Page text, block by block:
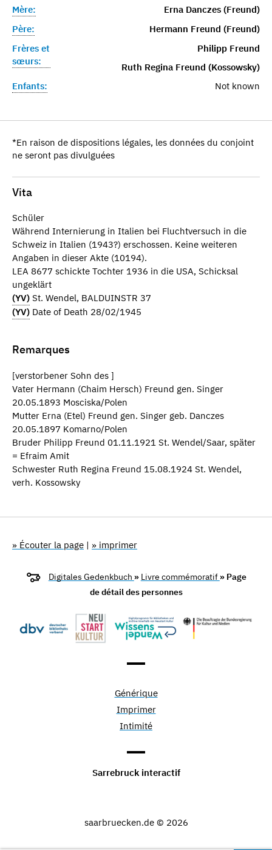
Mère:
Erna Danczes (Freund)
Père:
Hermann Freund (Freund)
Frères et
sœurs:
Philipp Freund
Ruth Regina Freund (Kossowsky)
Enfants:
Not known
*En raison de dispositions légales, les données du conjoint
ne seront pas divulguées
Vita
Schüler
Während Internierung in Italien bei Fluchtversuch in die
Schweiz in Italien (1943?) erschossen. Keine weiteren
Angaben in dieser Akte (10194).
LEA 8677 schickte Tochter 1936 in die USA, Schicksal
ungeklärt
(YV) St. Wendel, BALDUINSTR 37
(YV) Date of Death 28/02/1945
Remarques
[verstorbener Sohn des ]
Vater Hermann (Chaim Hersch) Freund gen. Singer
20.05.1893 Mosciska/Polen
Mutter Erna (Etel) Freund gen. Singer geb. Danczes
20.05.1897 Komarno/Polen
Bruder Philipp Freund 01.11.1921 St. Wendel/Saar, später
= Efraim Amit
Schwester Ruth Regina Freund 15.08.1924 St. Wendel,
verh. Kossowsky
» Écouter la page | » imprimer
Digitales Gedenkbuch » Livre commémoratif » Page
de détail des personnes
Générique
Imprimer
Intimité
Sarrebruck interactif
saarbruecken.de © 2026